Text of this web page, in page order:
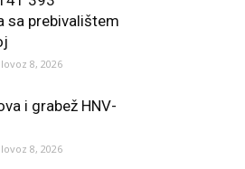
sa prebivalištem
8, 2026
i grabež HNV-
8, 2026